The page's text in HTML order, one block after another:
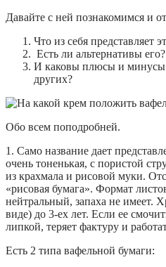
Давайте с ней познакомимся и
Что из себя представляет
Есть ли альтернативы его?
И каковы плюсы и минусы
других?
Обо всем поподробней.
1. Само название дает
очень тоненькая, с пористой
из крахмала и рисовой муки.
«рисовая бумага». Формат
нейтральный, запаха не имеет.
виде) до 3-ех лет. Если ее
липкой, теряет фактуру и
Есть 2 типа вафельной бумаги: